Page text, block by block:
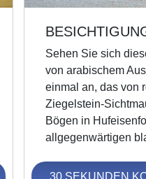
Sehen Sie sich
von arabischem
einmal an, das von
Ziegelstein-
Bögen in
allgegenwärtigen